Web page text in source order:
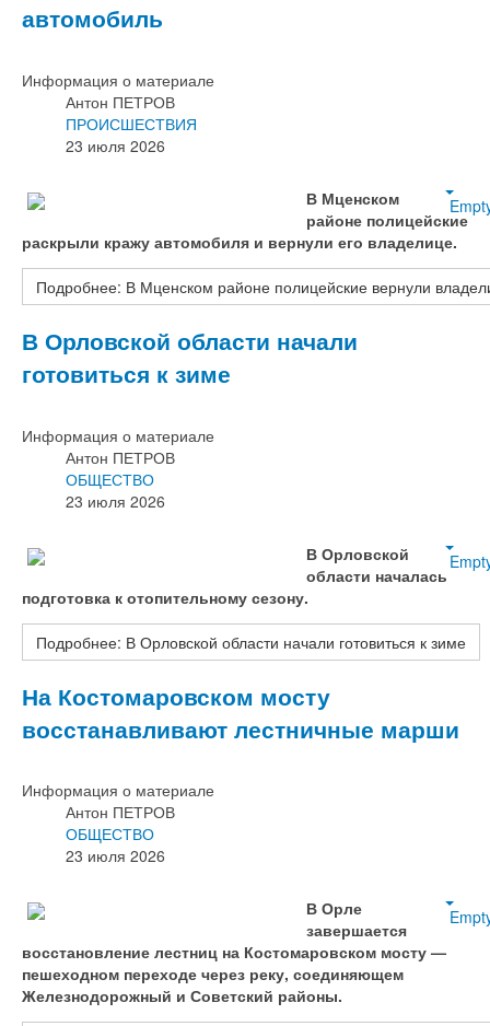
автомобиль
Информация о материале
Антон ПЕТРОВ
ПРОИСШЕСТВИЯ
23 июля 2026
В Мценском
районе полицейские
раскрыли кражу автомобиля и вернули его владелице.
Подробнее: В Мценском районе полицейские вернули
В Орловской области начали
готовиться к зиме
Информация о материале
Антон ПЕТРОВ
ОБЩЕСТВО
23 июля 2026
В Орловской
области началась
подготовка к отопительному сезону.
Подробнее: В Орловской области начали готовиться к зиме
На Костомаровском мосту
восстанавливают лестничные марши
Информация о материале
Антон ПЕТРОВ
ОБЩЕСТВО
23 июля 2026
В Орле
завершается
восстановление лестниц на Костомаровском мосту —
пешеходном переходе через реку, соединяющем
Железнодорожный и Советский районы.